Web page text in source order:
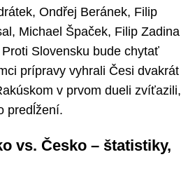
Ondřej Beránek, Filip
Michael Špaček, Filip Zadina
Slovensku bude chytať
prípravy vyhrali Česi dvakrát
v prvom dueli zvíťazili,
predĺžení.
vs. Česko – štatistiky,